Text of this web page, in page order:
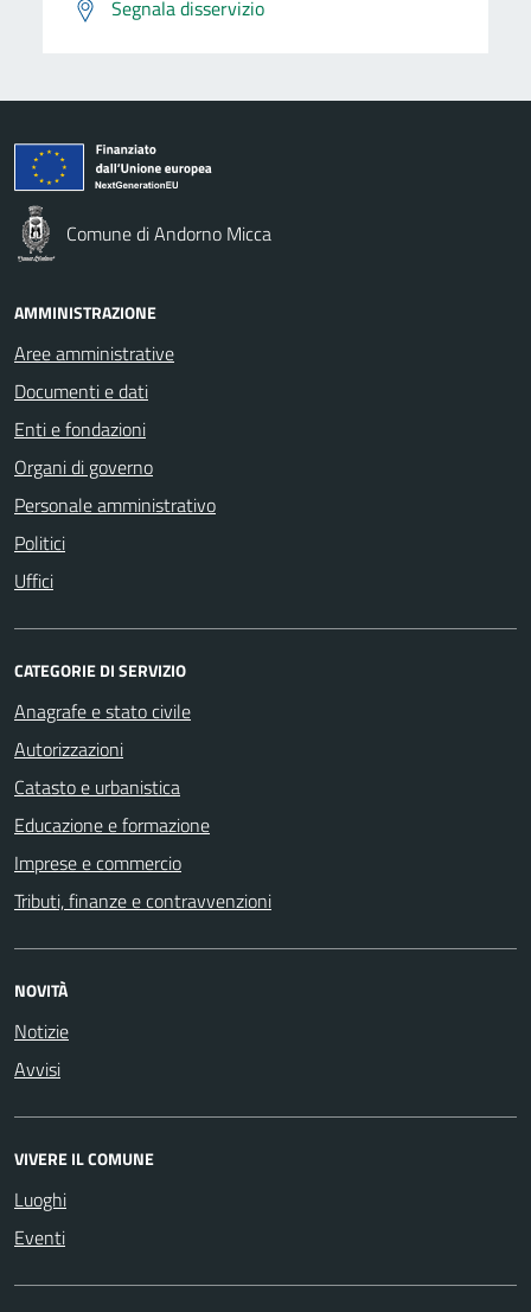
Segnala disservizio
Comune di Andorno Micca
AMMINISTRAZIONE
Aree amministrative
Documenti e dati
Enti e fondazioni
Organi di governo
Personale amministrativo
Politici
Uffici
CATEGORIE DI SERVIZIO
Anagrafe e stato civile
Autorizzazioni
Catasto e urbanistica
Educazione e formazione
Imprese e commercio
Tributi, finanze e contravvenzioni
NOVITÀ
Notizie
Avvisi
VIVERE IL COMUNE
Luoghi
Eventi